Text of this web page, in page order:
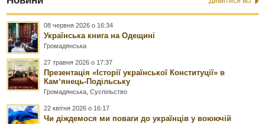
08 червня 2026 о 16:34
Українська книга на Одещині
Громадянська
27 травня 2026 о 17:37
Презентація «Історії української Конституції» в
Камʼянець-Подільську
Громадянська ,Суспільство
22 квітня 2026 о 16:17
Чи діждемося ми поваги до українців у воюючій